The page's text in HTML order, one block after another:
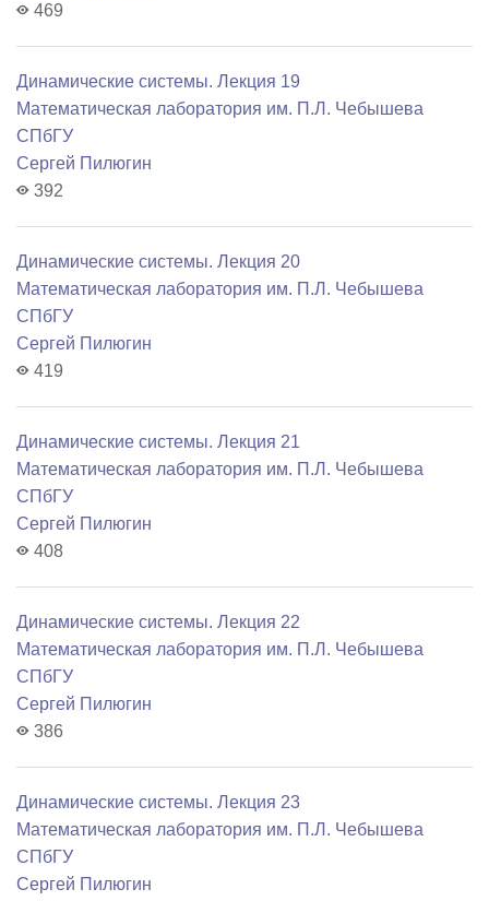
469
Динамические системы. Лекция 19
Математичеcкая лаборатория им. П.Л. Чебышева
СПбГУ
Сергей Пилюгин
392
Динамические системы. Лекция 20
Математичеcкая лаборатория им. П.Л. Чебышева
СПбГУ
Сергей Пилюгин
419
Динамические системы. Лекция 21
Математичеcкая лаборатория им. П.Л. Чебышева
СПбГУ
Сергей Пилюгин
408
Динамические системы. Лекция 22
Математичеcкая лаборатория им. П.Л. Чебышева
СПбГУ
Сергей Пилюгин
386
Динамические системы. Лекция 23
Математичеcкая лаборатория им. П.Л. Чебышева
СПбГУ
Сергей Пилюгин